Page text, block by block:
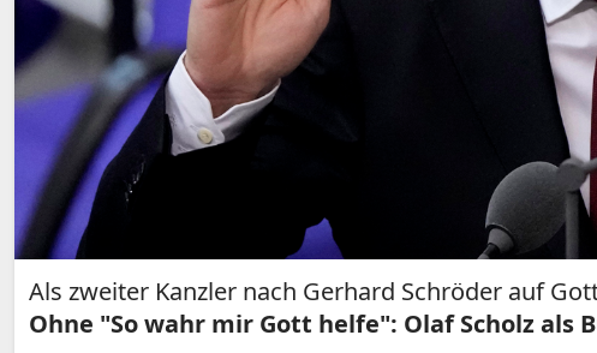
Als zweiter Kanzler nach Gerhard Schröder auf
Ohne "So wahr mir Gott helfe": Olaf Scholz als